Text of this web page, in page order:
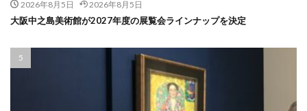
2026年8月5日 2026年8月5日
大阪中之島美術館が2027年度の展覧会ラインナップを決定